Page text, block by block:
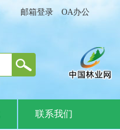
邮箱登录 OA办公
联系我们